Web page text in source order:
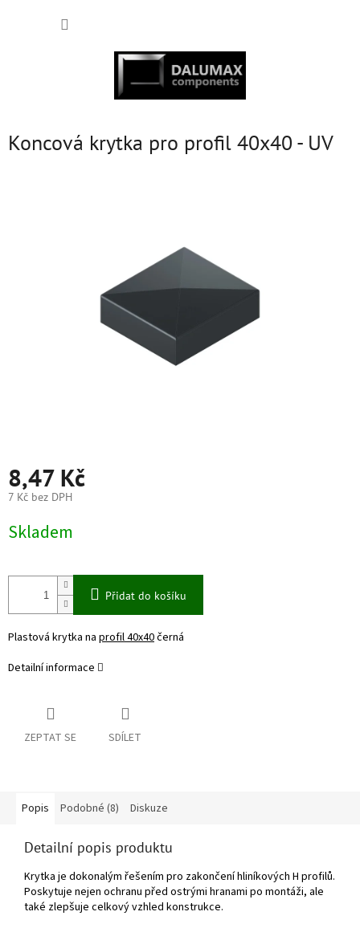
Koncová krytka pro profil 40x40 - UV
8,47 Kč
7 Kč bez DPH
cena:
Skladem
Přidat do košíku
Plastová krytka na profil 40x40černá
Detailní informace
ZEPTAT SE SDÍLET
Popis Podobné (8) Diskuze
Detailní popis produktu
Krytka je dokonalým řešením pro zakončení hliníkových H profilů.
Poskytuje nejen ochranu před ostrými hranami po montáži, ale
také zlepšuje celkový vzhled konstrukce.